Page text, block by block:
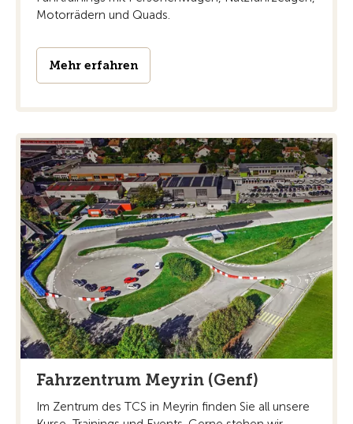
Motorrädern und Quads.
Mehr erfahren
Fahrzentrum Meyrin (Genf)
Im Zentrum des TCS in Meyrin finden Sie all unsere